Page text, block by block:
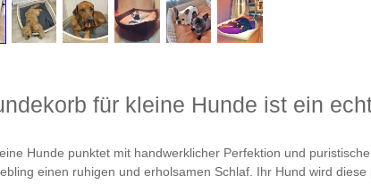
für kleine Hunde ist ein
Hunde punktet mit handwerklicher Perfektion und
einen ruhigen und erholsamen Schlaf. Ihr Hund wird diese